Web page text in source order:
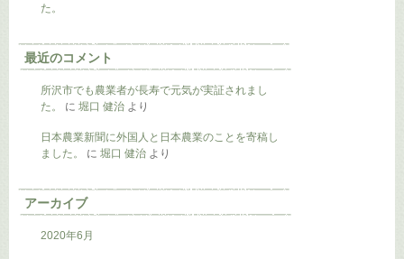
た。
最近のコメント
所沢市でも農業者が長寿で元気が実証されまし
た。
に 堀口 健治 より
日本農業新聞に外国人と日本農業のことを寄稿し
ました。
に 堀口 健治 より
アーカイブ
2020年6月